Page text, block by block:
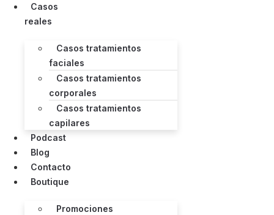
Casos
reales
Casos tratamientos
faciales
Casos tratamientos
corporales
Casos tratamientos
capilares
Podcast
Blog
Contacto
Boutique
Promociones